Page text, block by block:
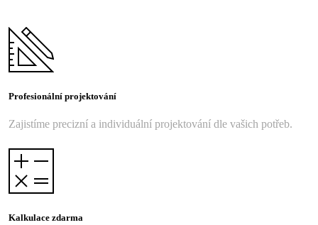
Profesionální projektování
Zajistíme precizní a individuální projektování dle vašich potřeb.
Kalkulace zdarma